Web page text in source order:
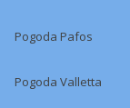
Pogoda Pafos
Pogoda Valletta